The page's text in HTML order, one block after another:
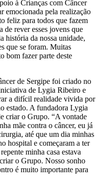
à Crianças com Câncer
emocionada pela realização
feliz para todos que fazem
rever esses jovens que
história da nossa unidade,
que se foram. Muitas
bom fazer parte deste
de Sergipe foi criado no
de Lygia Ribeiro e
a difícil realidade vivida por
estado. A fundadora Lygia
criar o Grupo. “A vontade
mãe contra o câncer, eu já
até que um dia minhas
hospital e começaram a ter
minha casa estava
o Grupo. Nosso sonho
é muito importante para